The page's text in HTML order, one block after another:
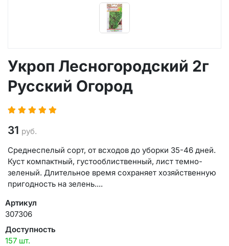
Укроп Лесногородский 2г
Русский Огород
31 руб.
Среднеспелый сорт, от всходов до уборки 35-46 дней.
Куст компактный, густооблиственный, лист темно-
зеленый. Длительное время сохраняет хозяйственную
пригодность на зелень....
Артикул
307306
Доступность
157 шт.